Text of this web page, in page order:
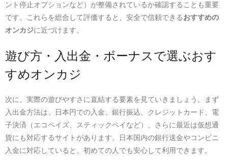
ント停止オプションなど）が整備されているか確認することも重要
です。これらを総合して評価すると、安全で信頼できるおすすめの
オンカジに近づけます。
遊び方・入出金・ボーナスで選ぶおす
すめオンカジ
次に、実際の遊びやすさに直結する要素を見ていきましょう。まず
入出金方法は、日本円での入金、銀行振込、クレジットカード、電
子決済（エコペイズ、スティックペイなど）、さらに最近は仮想通
貨にも対応するサイトがあります。日本国内の銀行送金やコンビニ
入金に対応していると、初めての人でも安心して利用できます。